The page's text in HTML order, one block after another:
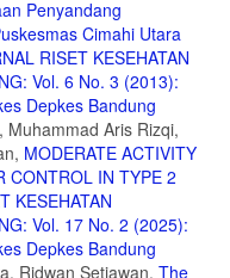
10.1016/
Terhadap Perubahan
Di Kecamatan
3bc2-4475-81d4-
Menggunakan Media Buku
Pada Remaja Putri Di
Bandung.
Penyandang
Cimahi Utara
RISET KESEHATAN
Vol. 6 No. 3 (2013):
Depkes Bandung
Muhammad Aris Rizqi,
MODERATE ACTIVITY
CONTROL IN TYPE 2
KESEHATAN
Vol. 17 No. 2 (2025):
Depkes Bandung
Ridwan Setiawan, The